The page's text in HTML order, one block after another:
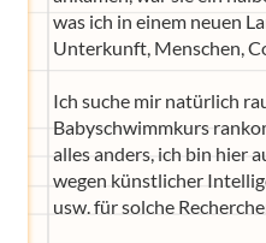
was ich in einem neuen
Unterkunft, Menschen,
Ich suche mir natürlich
Babyschwimmkurs
alles anders, ich bin hier
wegen künstlicher
usw. für solche